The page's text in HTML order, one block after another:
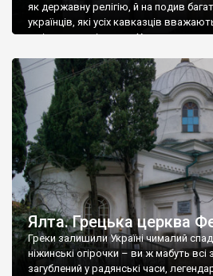
як державну релігію, й на подив
українців, які усіх кавказців
є відданими вірянами Христа
Ялта. Грецька церква
Греки залишили Україні чималий
ніжинські огірочки – ви ж мабуть всі
загублений у радянські часи,